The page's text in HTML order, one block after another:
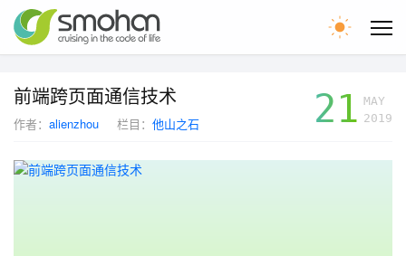
前端跨页面通信技术
作者： alienzhou 栏目： 他山之石 21 MAY
2019